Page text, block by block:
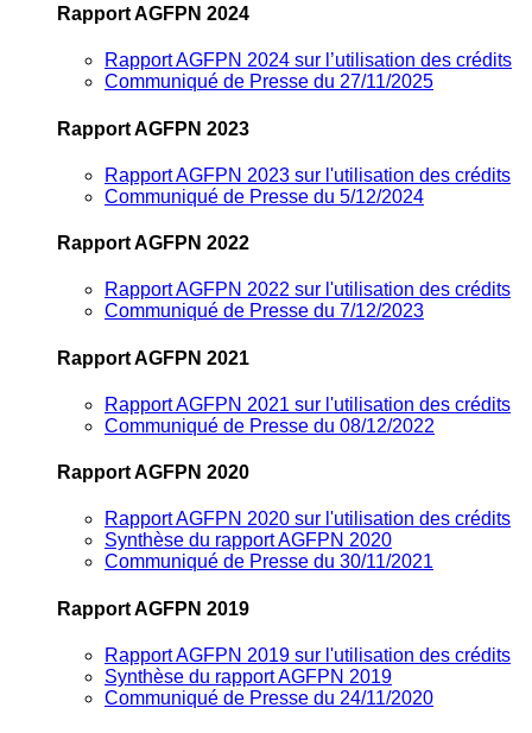
Rapport AGFPN 2024
Rapport AGFPN 2024 sur l’utilisation des crédits
Communiqué de Presse du 27/11/2025
Rapport AGFPN 2023
Rapport AGFPN 2023 sur l'utilisation des crédits
Communiqué de Presse du 5/12/2024
Rapport AGFPN 2022
Rapport AGFPN 2022 sur l'utilisation des crédits
Communiqué de Presse du 7/12/2023
Rapport AGFPN 2021
Rapport AGFPN 2021 sur l'utilisation des crédits
Communiqué de Presse du 08/12/2022
Rapport AGFPN 2020
Rapport AGFPN 2020 sur l'utilisation des crédits
Synthèse du rapport AGFPN 2020
Communiqué de Presse du 30/11/2021
Rapport AGFPN 2019
Rapport AGFPN 2019 sur l'utilisation des crédits
Synthèse du rapport AGFPN 2019
Communiqué de Presse du 24/11/2020